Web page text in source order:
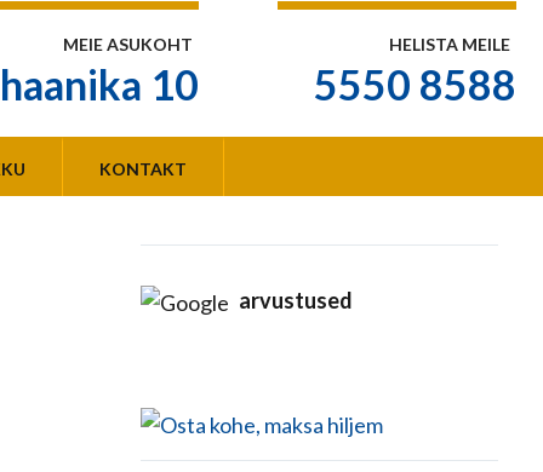
MEIE ASUKOHT
10
HELISTA MEILE
5550 8588
KONTAKT
arvustused